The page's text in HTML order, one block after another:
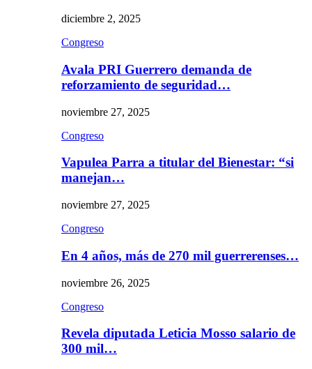
diciembre 2, 2025
Congreso
Avala PRI Guerrero demanda de
reforzamiento de seguridad…
noviembre 27, 2025
Congreso
Vapulea Parra a titular del Bienestar: “si
manejan…
noviembre 27, 2025
Congreso
En 4 años, más de 270 mil guerrerenses…
noviembre 26, 2025
Congreso
Revela diputada Leticia Mosso salario de
300 mil…